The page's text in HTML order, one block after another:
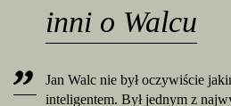
inni o Walcu
Jan Walc nie był oczywiście
inteligentem. Był jednym z